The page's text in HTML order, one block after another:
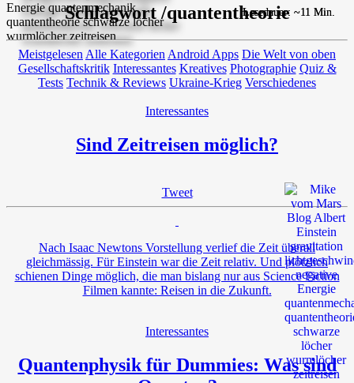
Schlagwort /quantentheorie
Meistgelesen Alle Kategorien Android Apps Die Welt von oben
Gesellschaftskritik Interessantes Kreatives Photographie Quiz &
Tests Technik & Reviews Ukraine-Krieg Verschiedenes
Interessantes
Sind Zeitreisen möglich?
Tweet
Lesedauer: ~11 Min.
Nach Isaac Newtons Vorstellung verlief die Zeit überall
gleichmässig. Für Einstein war die Zeit relativ. Und plötzlich
schienen Dinge möglich, die man bislang nur aus Science Fiction
Filmen kannte: Reisen in die Zukunft.
Interessantes
Quantenphysik für Dummies: Was sind
Lesedauer: ~11 Min.